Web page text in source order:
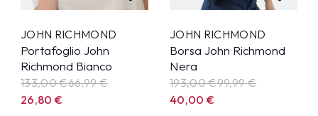
JOHN RICHMOND
Portafoglio John
Richmond Bianco
133,00 €66,99€
26,80€
JOHN RICHMOND
Borsa John Richmond
Nera
193,00 €99,99€
40,00€